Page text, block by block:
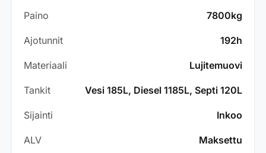
Paino 7800kg
Ajotunnit 192h
Materiaali Lujitemuovi
Tankit Vesi 185L, Diesel 1185L, Septi 120L
Sijainti Inkoo
ALV Maksettu